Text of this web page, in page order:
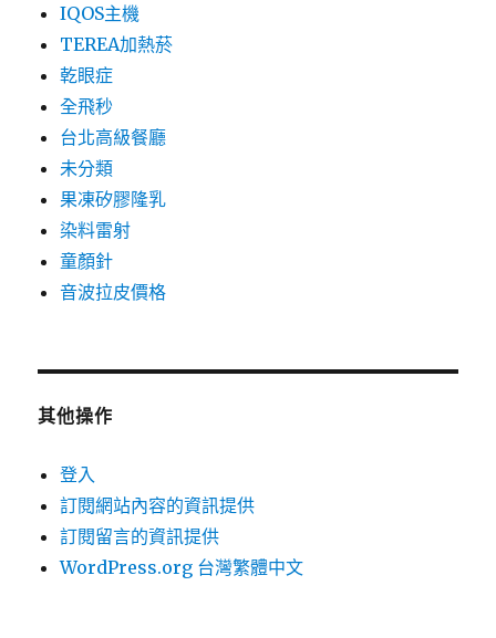
IQOS主機
TEREA加熱菸
乾眼症
全飛秒
台北高級餐廳
未分類
果凍矽膠隆乳
染料雷射
童顏針
音波拉皮價格
其他操作
登入
訂閱網站內容的資訊提供
訂閱留言的資訊提供
WordPress.org 台灣繁體中文